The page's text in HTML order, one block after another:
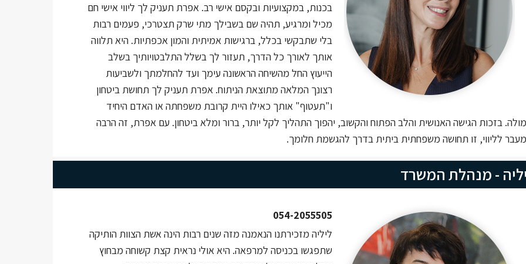
בכנות, במקצועיות ובקסם אישי רב. אפרת תעניק לך ליווי אישי חם
מכיל ומרגיע, תהיה שם בשבילך מתי שרק תצטרכי, פעמים רבות
בלי שתבקשי בכלל, ברגישות אמיתית והמון אכפתיות. היא תלווה
אותך לאורך כל הדרך, תעזור לך בשלל התלבטויותיך בשלב
הייעוץ החל מהשיחה הראשונה עימך ועד להחלמתך ולשביעות
רצונך המלאה מתוצאת הניתוח. אפרת תעניק לך תחושת ביטחון
ו"תעטוף" אותך כאילו היית קרובת משפחתה או האדם היחיד
בזכות הגישה האנושית והלב הפתוח והקשוב, יהפוך התהליך לקל יותר, ברור ומלא ביטחון. עם אפרת, זה הרבה
לליווי, זו תחושה משפחתית ביתית בדרך להגשמת חלומך.
- מנהלת המשרד
054-2055505
ליליה מזכירתנו הנאמנה מזה שנים רבות הינה אשת הצוות הותיקה
שתפגשו בכניסה למרפאה. היא אולי נראית קצת קשוחה מבחוץ